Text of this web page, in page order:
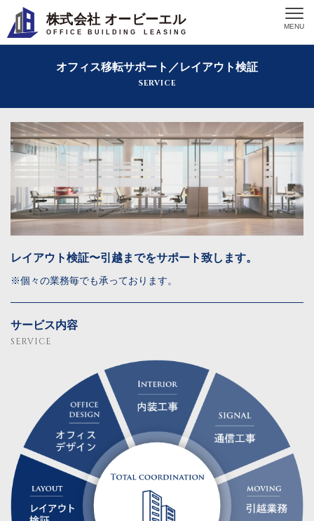
MENU
株式会社 オービーエル
O F F I C E B U I L D I N G L E A S I N G
オフィス移転サポート／レイアウト検証
SERVICE
レイアウト検証〜引越までをサポート致します。
※個々の業務毎でも承っております。
サービス内容
SERVICE